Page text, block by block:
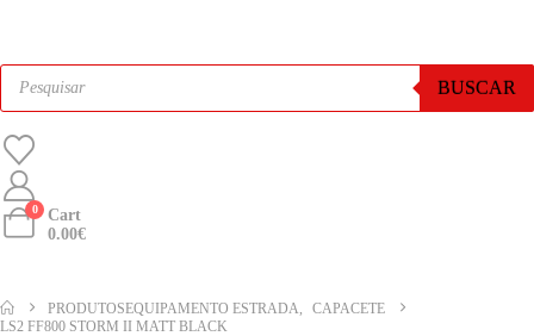
BUSCAR
0
Cart
0.00€
PRODUTOSEQUIPAMENTO ESTRADA,
CAPACETE
LS2 FF800 STORM II MATT BLACK